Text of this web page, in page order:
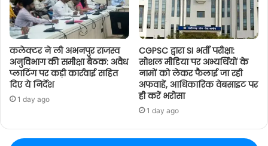
कलेक्टर ने ली अभनपुर राजस्व
अनुविभाग की समीक्षा बैठक: अवैध
प्लाटिंग पर कड़ी कार्रवाई सहित
दिए ये निर्देश
1 day ago
CGPSC द्वारा SI भर्ती परीक्षा:
सोशल मीडिया पर अभ्यर्थियों के
नामों को लेकर फैलाई जा रही
अफवाहें, आधिकारिक वेबसाइट पर
ही करें भरोसा
1 day ago